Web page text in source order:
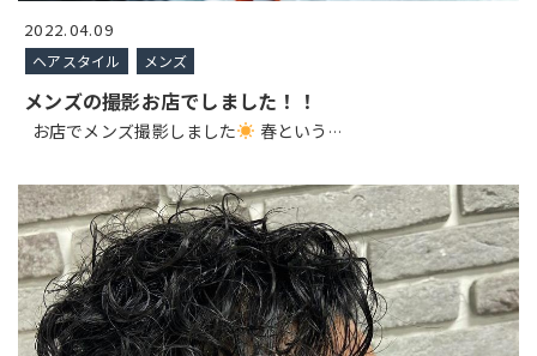
2022.04.09
ヘアスタイル メンズ
メンズの撮影お店でしました！！
お店でメンズ撮影しました 春という …